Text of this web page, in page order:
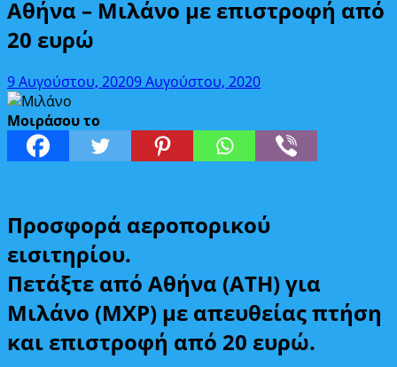
Αθήνα – Μιλάνο με επιστροφή από
20 ευρώ
9 Αυγούστου, 20209 Αυγούστου, 2020
Μοιράσου το
Προσφορά αεροπορικού
εισιτηρίου.
Πετάξτε από Αθήνα (ATH) για
Μιλάνο (MXP) με απευθείας πτήση
και επιστροφή από 20 ευρώ.